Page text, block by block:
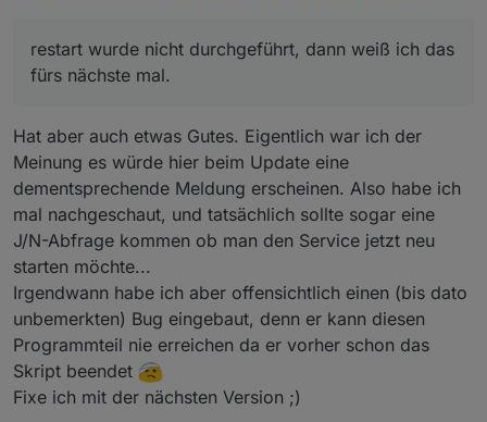
restart wurde nicht durchgeführt, dann weiß ich das
fürs nächste mal.
Hat aber auch etwas Gutes. Eigentlich war ich der
Meinung es würde hier beim Update eine
dementsprechende Meldung erscheinen. Also habe ich
mal nachgeschaut, und tatsächlich sollte sogar eine
J/N-Abfrage kommen ob man den Service jetzt neu
starten möchte...
Irgendwann habe ich aber offensichtlich einen (bis dato
unbemerkten) Bug eingebaut, denn er kann diesen
Programmteil nie erreichen da er vorher schon das
Skript beendet
Fixe ich mit der nächsten Version ;)